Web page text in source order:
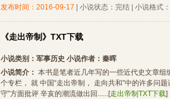
发布时间：2016-09-17 | 小说状态：完结 | 小说格式
《走出帝制》TXT下载
小说类别： 军事历史 小说作者： 秦晖
小说简介： 本书是笔者近几年写的一些近代史文章
个专栏， 就 中国“走出帝制， 走向共和”中的许多问
守”方面批评 辛亥的潮流做出回......[走出帝制TXT下载]